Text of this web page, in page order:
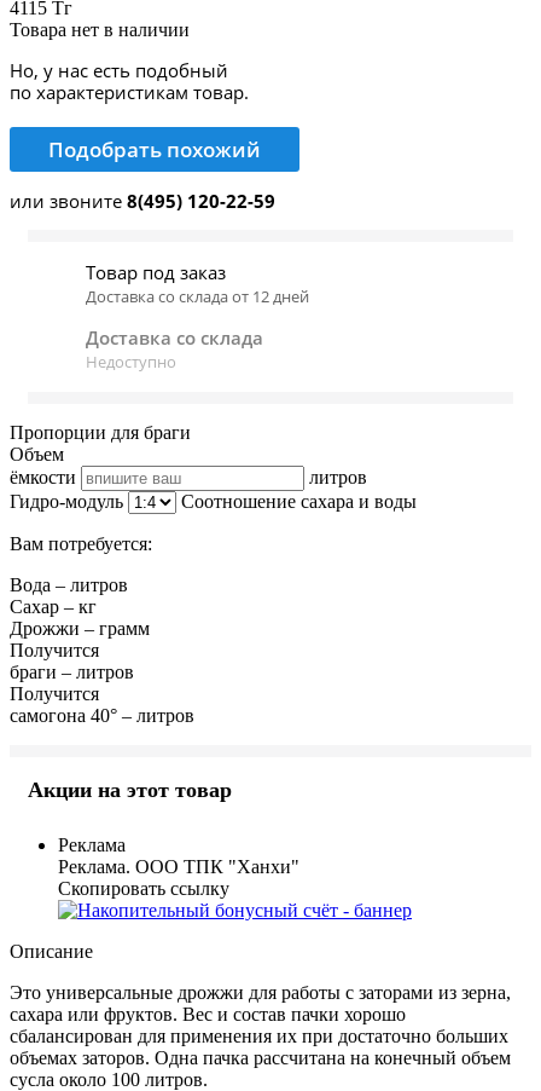
4115 Тг
Товара нет в наличии
Но, у нас есть подобный
по характеристикам товар.
Подобрать похожий
или звоните 8(495) 120-22-59
Товар под заказ
Доставка со склада от 12 дней
Доставка со склада
Недоступно
Пропорции для браги
Объем
ёмкости
литров
Гидро-модуль
Соотношение сахара и воды
Вам потребуется:
Вода – литров
Сахар – кг
Дрожжи – грамм
Получится
браги – литров
Получится
самогона 40° – литров
Акции на этот товар
Реклама
Реклама. ООО ТПК "Ханхи"
Скопировать ссылку
Описание
Это универсальные дрожжи для работы с заторами из зерна,
сахара или фруктов. Вес и состав пачки хорошо
сбалансирован для применения их при достаточно больших
объемах заторов. Одна пачка рассчитана на конечный объем
сусла около 100 литров.